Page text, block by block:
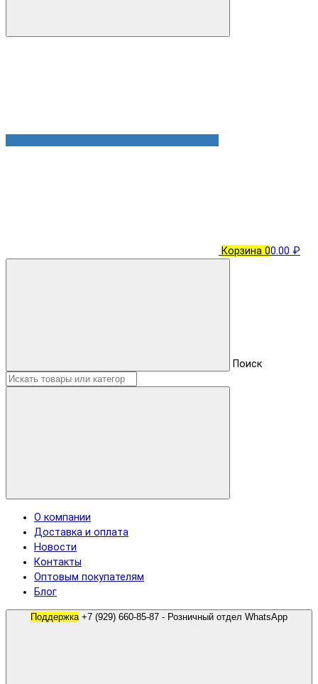
Корзина 00.00 ₽
Поиск
О компании
Доставка и оплата
Новости
Контакты
Оптовым покупателям
Блог
Поддержка +7 (929) 660-85-87 - Розничный отдел WhatsApp